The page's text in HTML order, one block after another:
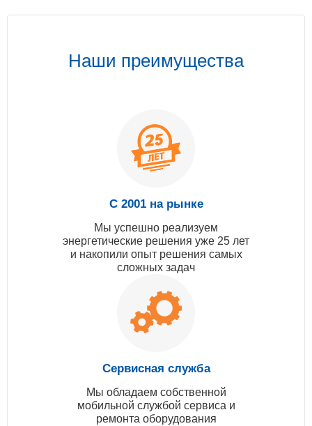
Наши преимущества
С 2001 на рынке
Мы успешно реализуем
энергетические решения уже 25 лет
и накопили опыт решения самых
сложных задач
Сервисная служба
Мы обладаем собственной
мобильной службой сервиса и
ремонта оборудования